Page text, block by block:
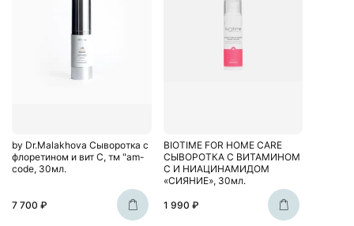
by Dr.Malakhova Сыворотка с
флоретином и вит С, тм "am-
code, 30мл.
7 700 ₽
BIOTIME FOR HOME CARE
СЫВОРОТКА С ВИТАМИНОМ
С И НИАЦИНАМИДОМ
«СИЯНИЕ», 30мл.
1 990 ₽